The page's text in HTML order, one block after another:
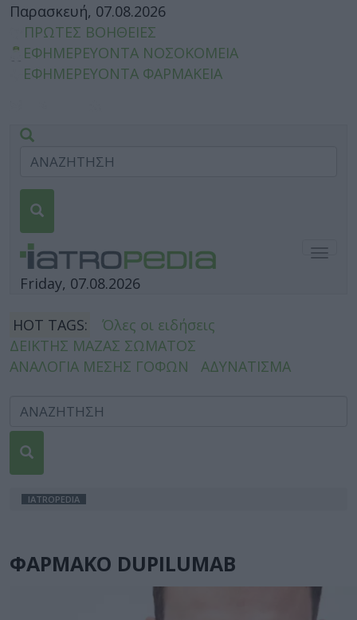
Παρασκευή, 07.08.2026
ΠΡΩΤΕΣ ΒΟΗΘΕΙΕΣ
ΕΦΗΜΕΡΕΥΟΝΤΑ ΝΟΣΟΚΟΜΕΙΑ
ΕΦΗΜΕΡΕΥΟΝΤΑ ΦΑΡΜΑΚΕΙΑ
Friday, 07.08.2026
HOT TAGS:
Όλες οι ειδήσεις
ΔΕΙΚΤΗΣ ΜΑΖΑΣ ΣΩΜΑΤΟΣ
ΑΝΑΛΟΓΙΑ ΜΕΣΗΣ ΓΟΦΩΝ
ΑΔΥΝΑΤΙΣΜΑ
IATROPEDIA
ΦΑΡΜΑΚΟ DUPILUMAB